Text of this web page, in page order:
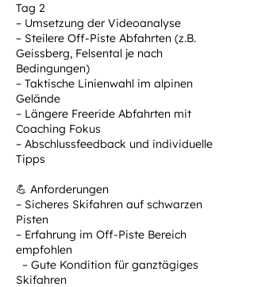
Tag 2
– Umsetzung der Videoanalyse
– Steilere Off-Piste Abfahrten (z.B.
Geissberg, Felsental je nach
Bedingungen)
– Taktische Linienwahl im alpinen
Gelände
– Längere Freeride Abfahrten mit
Coaching Fokus
– Abschlussfeedback und individuelle
Tipps
💪 Anforderungen
– Sicheres Skifahren auf schwarzen
Pisten
– Erfahrung im Off-Piste Bereich
empfohlen
– Gute Kondition für ganztägiges
Skifahren